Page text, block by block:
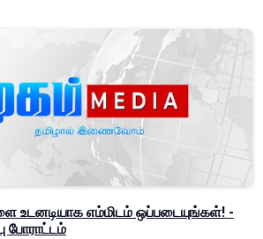
உடனடியாக எம்மிடம் ஒப்படையுங்கள்! -
போராட்டம்